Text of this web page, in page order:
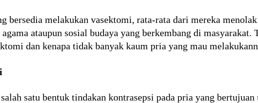
bersedia melakukan vasektomi, rata-rata dari mereka menolak
ataupun sosial budaya yang berkembang di masyarakat.
dan kenapa tidak banyak kaum pria yang mau
satu bentuk tindakan kontrasepsi pada pria yang